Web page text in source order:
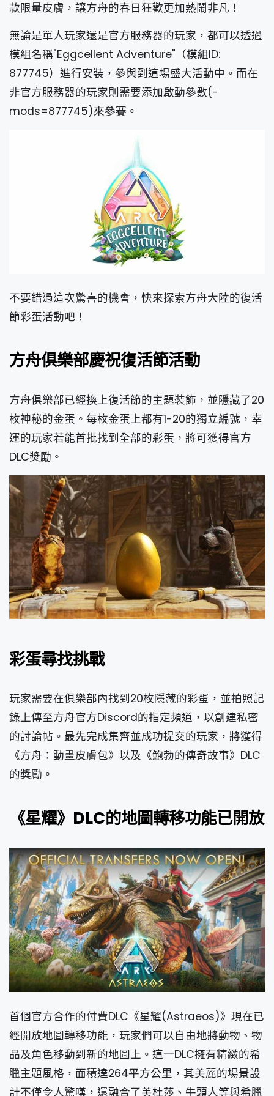
款限量皮膚，讓方舟的春日狂歡更加熱鬧非凡！
無論是單人玩家還是官方服務器的玩家，都可以透過
模組名稱"Eggcellent Adventure"（模組ID:
877745）進行安裝，參與到這場盛大活動中。而在
非官方服務器的玩家則需要添加啟動參數(-
mods=877745)來參賽。
不要錯過這次驚喜的機會，快來探索方舟大陸的復活
節彩蛋活動吧！
方舟俱樂部慶祝復活節活動
方舟俱樂部已經換上復活節的主題裝飾，並隱藏了20
枚神秘的金蛋。每枚金蛋上都有1-20的獨立編號，幸
運的玩家若能首批找到全部的彩蛋，將可獲得官方
DLC獎勵。
彩蛋尋找挑戰
玩家需要在俱樂部內找到20枚隱藏的彩蛋，並拍照記
錄上傳至方舟官方Discord的指定頻道，以創建私密
的討論帖。最先完成集齊並成功提交的玩家，將獲得
《方舟：動畫皮膚包》以及《鮑勃的傳奇故事》DLC
的獎勵。
《星耀》DLC的地圖轉移功能已開放
首個官方合作的付費DLC《星耀(Astraeos)》現在已
經開放地圖轉移功能，玩家們可以自由地將動物、物
品及角色移動到新的地圖上。這一DLC擁有精緻的希
臘主題風格，面積達264平方公里，其美麗的場景設
計不僅令人驚嘆，還融合了美杜莎、牛頭人等與希臘